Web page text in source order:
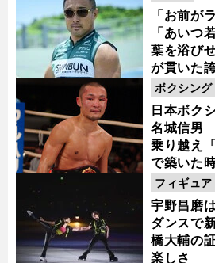
「お前が
「あいつ
葉を浴び
が貫いた
日本ボク
名城信男
乗り越え
で築いた
ボクシング
宇野昌磨
ダンスで
橋大輔の
楽しさ
フィギュア